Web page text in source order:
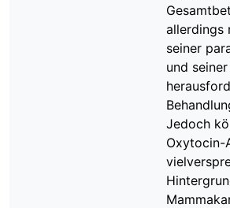
allerdings
seiner
und
Jedoch
Oxytocin-